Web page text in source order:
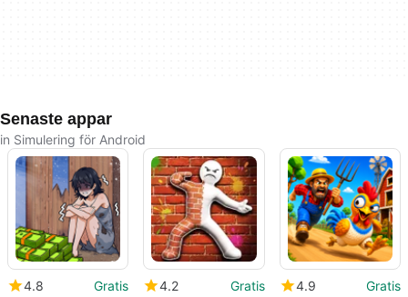
Senaste appar
in Simulering för Android
4.8
Gratis
4.2
Gratis
4.9
Gratis